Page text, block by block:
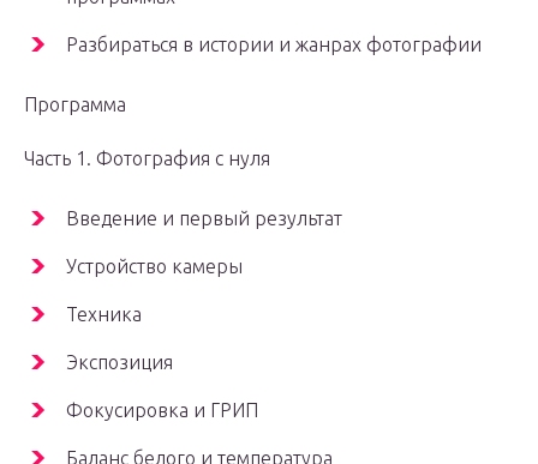
Разбираться в истории и жанрах фотографии
Программа
Часть 1. Фотография с нуля
Введение и первый результат
Устройство камеры
Техника
Экспозиция
Фокусировка и ГРИП
Баланс белого и температура